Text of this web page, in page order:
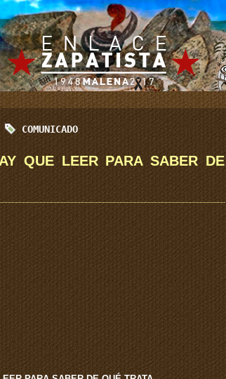
COMUNICADO
QUE LEER PARA SABER DE